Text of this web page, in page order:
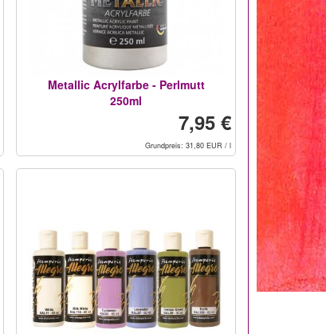
Metallic Acrylfarbe - Perlmutt
250ml
7,95 €
Grundpreis: 31,80 EUR / l